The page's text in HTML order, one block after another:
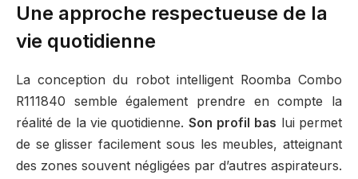
Une approche respectueuse de la
vie quotidienne
La conception du robot intelligent Roomba Combo
R111840 semble également prendre en compte la
réalité de la vie quotidienne. Son profil bas lui permet
de se glisser facilement sous les meubles, atteignant
des zones souvent négligées par d’autres aspirateurs.